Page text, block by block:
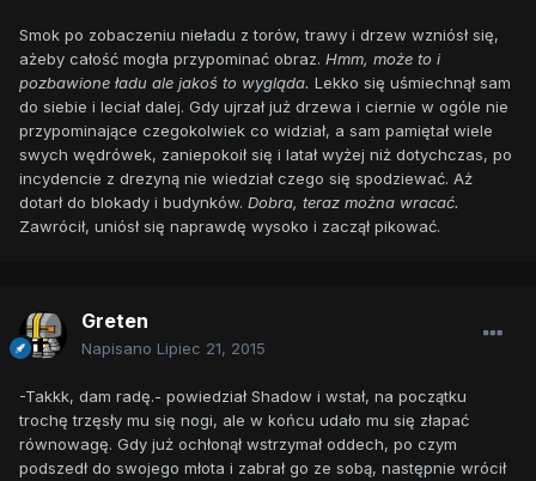
Smok po zobaczeniu nieładu z torów, trawy i drzew wzniósł się,
ażeby całość mogła przypominać obraz. Hmm, może to i
pozbawione ładu ale jakoś to wygląda. Lekko się uśmiechnął sam
do siebie i leciał dalej. Gdy ujrzał już drzewa i ciernie w ogóle nie
przypominające czegokolwiek co widział, a sam pamiętał wiele
swych wędrówek, zaniepokoił się i latał wyżej niż dotychczas, po
incydencie z drezyną nie wiedział czego się spodziewać. Aż
dotarł do blokady i budynków. Dobra, teraz można wracać.
Zawrócił, uniósł się naprawdę wysoko i zaczął pikować.
Greten
Napisano Lipiec 21, 2015
-Takkk, dam radę.- powiedział Shadow i wstał, na początku
trochę trzęsły mu się nogi, ale w końcu udało mu się złapać
równowagę. Gdy już ochłonął wstrzymał oddech, po czym
podszedł do swojego młota i zabrał go ze sobą, następnie wrócił